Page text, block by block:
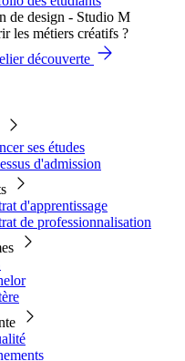
les métiers créatifs ?
découverte
ses études
d'admission
d'apprentissage
de professionnalisation